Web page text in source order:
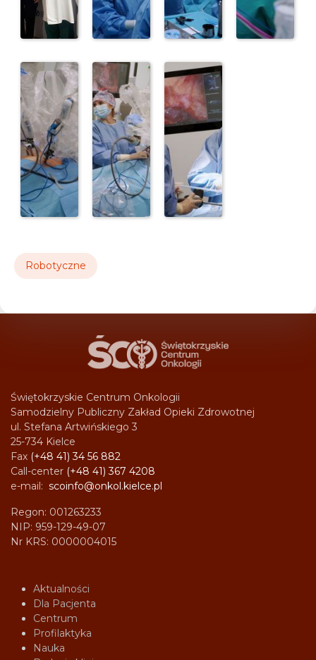
Robotyczne
Świętokrzyskie Centrum Onkologii
Samodzielny Publiczny Zakład Opieki Zdrowotnej
ul. Stefana Artwińskiego 3
25-734 Kielce
Fax (+48 41) 34 56 882
Call-center (+48 41) 367 4208
e-mail: scoinfo@onkol.kielce.pl
Regon: 001263233
NIP: 959-129-49-07
Nr KRS: 0000004015
Aktualności
Dla Pacjenta
Centrum
Profilaktyka
Nauka